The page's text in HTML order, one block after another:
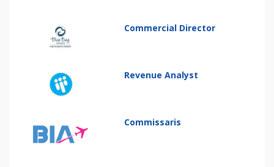
Commercial Director
Revenue Analyst
Commissaris